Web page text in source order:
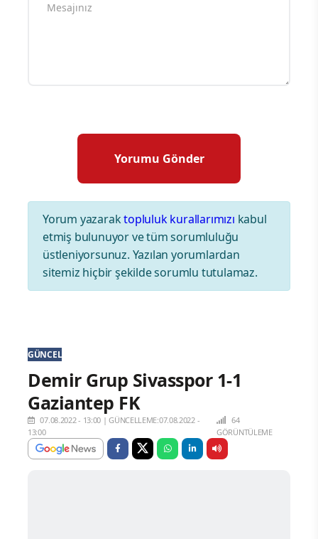
Yorum yazaraktopluluk kurallarımızı kabul
etmiş bulunuyor ve tüm sorumluluğu
üstleniyorsunuz. Yazılan yorumlardan
sitemiz hiçbir şekilde sorumlu tutulamaz.
GÜNCEL
Demir Grup Sivasspor 1-1
Gaziantep FK
07.08.2022 - 13:00 |GÜNCELLEME:07.08.2022 -
13:00
64
GÖRÜNTÜLEME